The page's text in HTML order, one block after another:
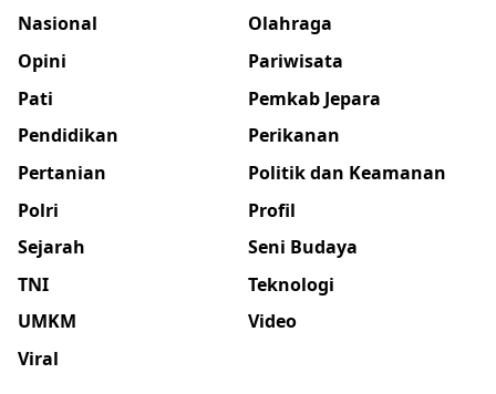
Nasional
Olahraga
Opini
Pariwisata
Pati
Pemkab Jepara
Pendidikan
Perikanan
Pertanian
Politik dan Keamanan
Polri
Profil
Sejarah
Seni Budaya
TNI
Teknologi
UMKM
Video
Viral